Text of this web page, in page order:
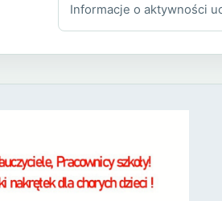
Informacje o aktywności